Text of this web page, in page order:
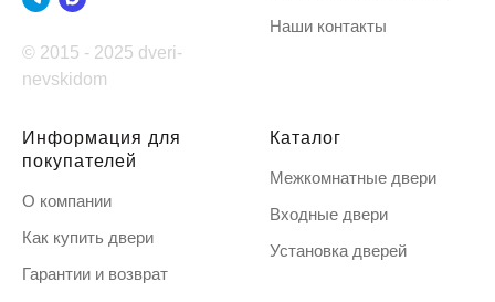
© 2015 - 2025 dveri-
nevskidom
Наши контакты
Информация для
покупателей
О компании
Как купить двери
Гарантии и возврат
Каталог
Межкомнатные двери
Входные двери
Установка дверей